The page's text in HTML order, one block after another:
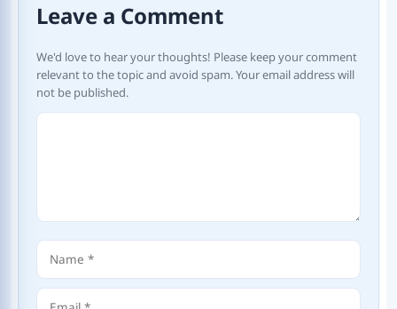
Leave a Comment
We'd love to hear your thoughts! Please keep your comment
relevant to the topic and avoid spam. Your email address will
not be published.
Comment
Name
Email